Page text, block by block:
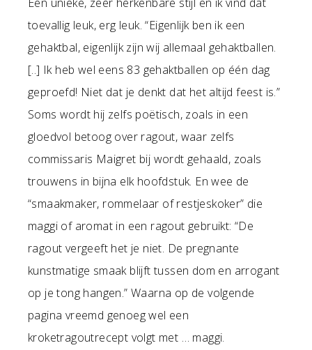
toevallig leuk, erg leuk. “Eigenlijk ben ik een
gehaktbal, eigenlijk zijn wij allemaal gehaktballen.
[..] Ik heb wel eens 83 gehaktballen op één dag
geproefd! Niet dat je denkt dat het altijd feest is.”
Soms wordt hij zelfs poëtisch, zoals in een
gloedvol betoog over ragout, waar zelfs
commissaris Maigret bij wordt gehaald, zoals
trouwens in bijna elk hoofdstuk. En wee de
“smaakmaker, rommelaar of restjeskoker” die
maggi of aromat in een ragout gebruikt: “De
ragout vergeeft het je niet. De pregnante
kunstmatige smaak blijft tussen dom en arrogant
op je tong hangen.” Waarna op de volgende
pagina vreemd genoeg wel een
kroketragoutrecept volgt met … maggi.